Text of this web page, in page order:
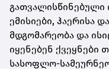
გათვალისწინებული
ემისიები, ჰაერისა
მდგომარეობა და
იყენებენ ქვეყნები
სასოფლო-